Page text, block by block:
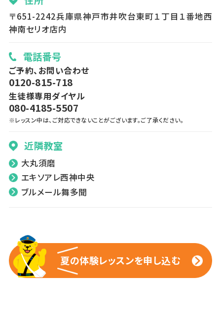
〒651-2242兵庫県神戸市井吹台東町１丁目１番地西
神南セリオ店内
電話番号
ご予約、お問い合わせ
0120-815-718
生徒様専用ダイヤル
080-4185-5507
※レッスン中は、ご対応できないことがございます。ご了承ください。
近隣教室
大丸須磨
エキソアレ西神中央
ブルメール舞多聞
夏の体験レッスンを申し込む
夏の体験レッスンを申し込む